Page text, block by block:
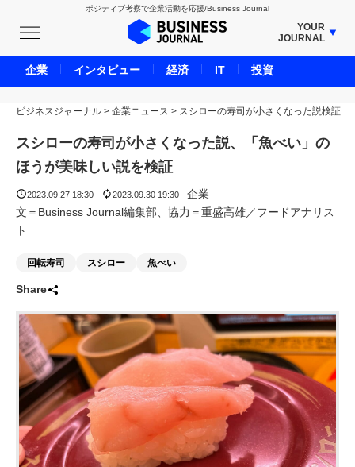
ポジティブ考察で企業活動を応援/Business Journal
YOUR
JOURNAL
BUSINESS JOURNAL
UNICORN JOURNAL
CARBON CREDITS JOURNAL
IVS JOURNAL
ENERGY MANAGEMENT JOURNAL
LIFE ENDING JOURNAL
REAL ESTATE BROKERAGE JOURNAL
ADOPTABLE DOG JOURNAL
ビジネスジャーナル > 企業ニュース > スシローの寿司が小さくなった説検証
スシローの寿司が小さくなった説、「魚べい」の
ほうが美味しい説を検証
2023.09.27 18:30 2023.09.30 19:30
企業
文＝Business Journal編集部、協力＝重盛高雄／フードアナリス
ト
回転寿司 スシロー 魚べい
Share
企業 インタビュー 経済 IT 投資